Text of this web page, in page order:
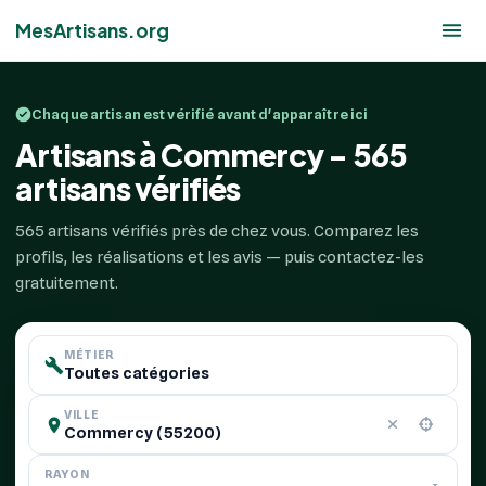
MesArtisans.org
Chaque artisan est vérifié avant d'apparaître ici
Artisans à Commercy - 565
artisans vérifiés
565 artisans vérifiés près de chez vous. Comparez les
profils, les réalisations et les avis — puis contactez-les
gratuitement.
MÉTIER
VILLE
RAYON